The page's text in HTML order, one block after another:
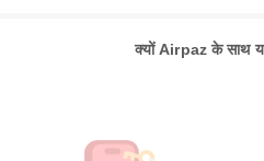
क्यों Airpaz के साथ